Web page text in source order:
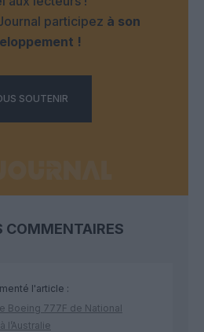
participez à son
!
SOUTENIR
COMMENTAIRES
l'article :
Boeing 777F de National
l’Australie